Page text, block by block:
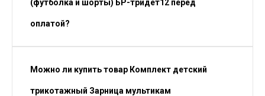
(футболка и шорты) БР-тридет12 перед
оплатой?
Можно ли купить товар Комплект детский
трикотажный Зарница мультикам